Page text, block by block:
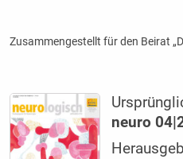
Zusammengestellt für den Beirat
neuro